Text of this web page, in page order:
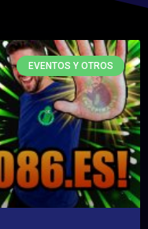
EVENTOS Y OTROS